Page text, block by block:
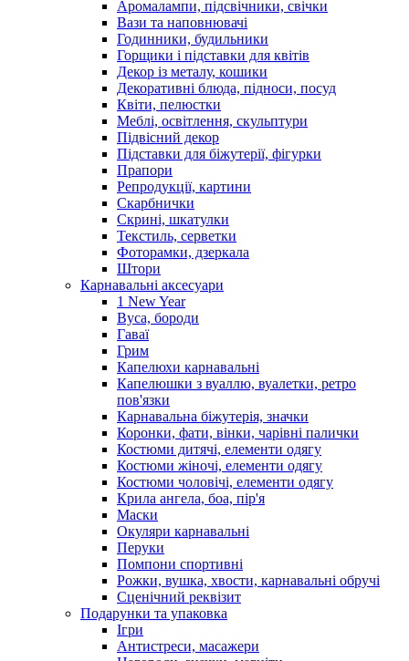
Аромалампи, підсвічники, свічки
Вази та наповнювачі
Годинники, будильники
Горщики і підставки для квітів
Декор із металу, кошики
Декоративні блюда, підноси, посуд
Квіти, пелюстки
Меблі, освітлення, скульптури
Підвісний декор
Підставки для біжутерії, фігурки
Прапори
Репродукції, картини
Скарбнички
Скрині, шкатулки
Текстиль, серветки
Фоторамки, дзеркала
Штори
Карнавальні аксесуари
1 New Year
Вуса, бороди
Гаваї
Грим
Капелюхи карнавальні
Капелюшки з вуаллю, вуалетки, ретро
пов'язки
Карнавальна біжутерія, значки
Коронки, фати, вінки, чарівні палички
Костюми дитячі, елементи одягу
Костюми жіночі, елементи одягу
Костюми чоловічі, елементи одягу
Крила ангела, боа, пір'я
Маски
Окуляри карнавальні
Перуки
Помпони спортивні
Рожки, вушка, хвости, карнавальні обручі
Сценічний реквізит
Подарунки та упаковка
Ігри
Антистреси, масажери